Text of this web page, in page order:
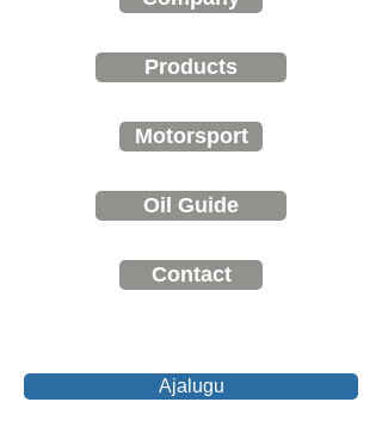
Products
Motorsport
Oil Guide
Contact
Ajalugu